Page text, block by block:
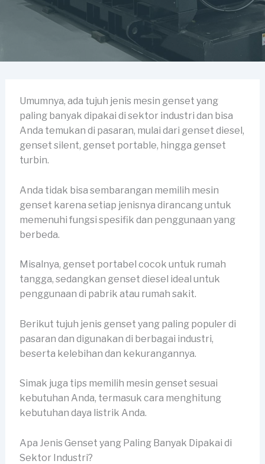
Umumnya, ada tujuh jenis mesin genset yang
paling banyak dipakai di sektor industri dan bisa
Anda temukan di pasaran, mulai dari genset diesel,
genset silent, genset portable, hingga genset
turbin.
Anda tidak bisa sembarangan memilih mesin
genset karena setiap jenisnya dirancang untuk
memenuhi fungsi spesifik dan penggunaan yang
berbeda.
Misalnya, genset portabel cocok untuk rumah
tangga, sedangkan genset diesel ideal untuk
penggunaan di pabrik atau rumah sakit.
Berikut tujuh jenis genset yang paling populer di
pasaran dan digunakan di berbagai industri,
beserta kelebihan dan kekurangannya.
Simak juga tips memilih mesin genset sesuai
kebutuhan Anda, termasuk cara menghitung
kebutuhan daya listrik Anda.
Apa Jenis Genset yang Paling Banyak Dipakai di
Sektor Industri?